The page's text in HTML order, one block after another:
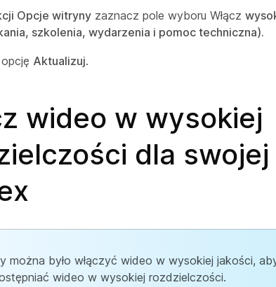
Opcje witryny zaznacz pole wyboru Włącz
szkolenia, wydarzenia i pomoc techniczna).
Aktualizuj.
wideo w wysokiej
dla
można było włączyć wideo w wysokiej jakości,
wideo w wysokiej rozdzielczości.